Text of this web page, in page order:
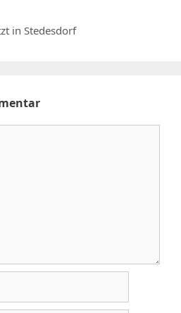
in Stedesdorf